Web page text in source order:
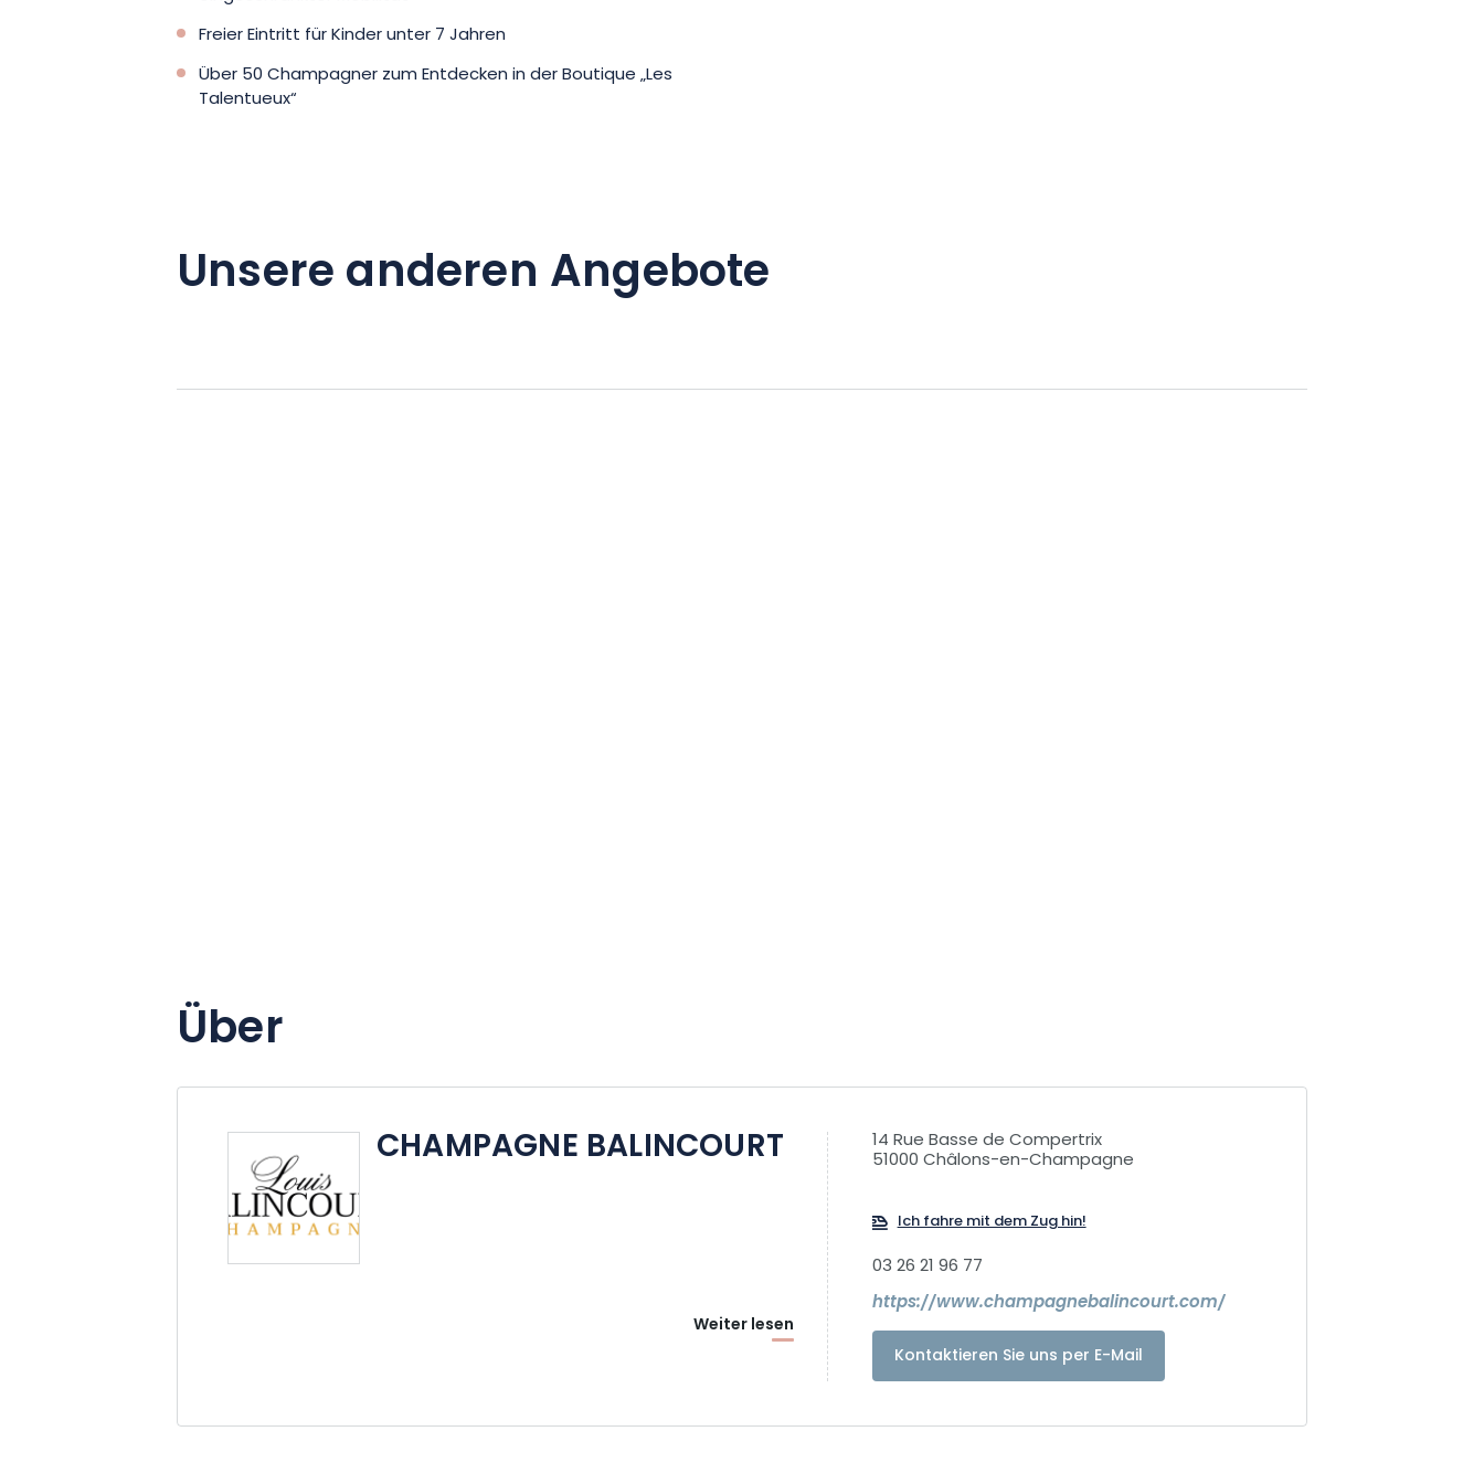
Freier Eintritt für Kinder unter 7 Jahren
Über 50 Champagner zum Entdecken in der Boutique „Les
Talentueux“
Unsere anderen Angebote
Über
CHAMPAGNE BALINCOURT
Weiter lesen
14 Rue Basse de Compertrix
51000 Châlons-en-Champagne
Ich fahre mit dem Zug hin!
03 26 21 96 77
https://www.champagnebalincourt.com/
Kontaktieren Sie uns per E-Mail